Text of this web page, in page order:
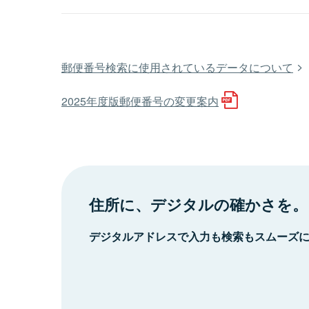
郵便番号検索に使用されているデータについて
2025年度版郵便番号の変更案内
住所に、デジタルの確かさを。
デジタルアドレスで入力も検索もスムーズ